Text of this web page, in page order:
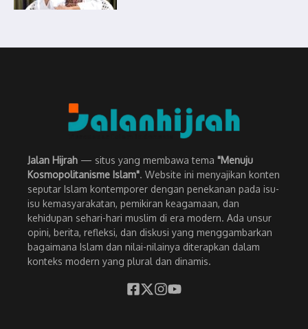
Jalan Hijrah — situs yang membawa tema "Menuju
Kosmopolitanisme Islam". Website ini menyajikan konten
seputar Islam kontemporer dengan penekanan pada isu-
isu kemasyarakatan, pemikiran keagamaan, dan
kehidupan sehari-hari muslim di era modern. Ada unsur
opini, berita, refleksi, dan diskusi yang menggambarkan
bagaimana Islam dan nilai-nilainya diterapkan dalam
konteks modern yang plural dan dinamis.